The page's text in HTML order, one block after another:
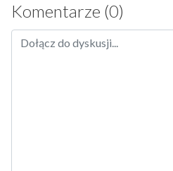
Komentarze (0)